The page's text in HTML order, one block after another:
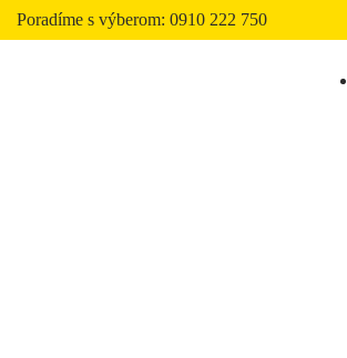
Poradíme s výberom: 0910 222 750